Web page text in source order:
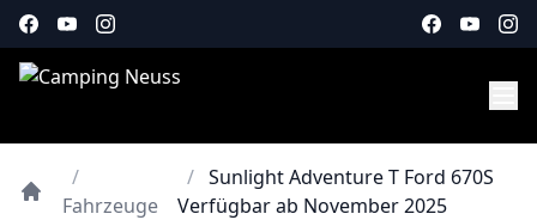
/
Fahrzeuge
/ Sunlight Adventure T Ford 670S
Verfügbar ab November 2025